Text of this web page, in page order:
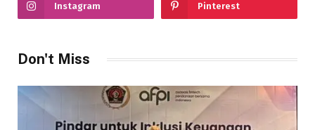
Instagram Pinterest
Don't Miss